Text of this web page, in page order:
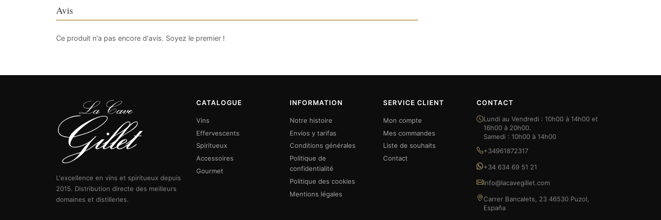
Avis
Ce produit n'a pas encore d'avis. Soyez le premier !
L'excellence en vins et spiritueux depuis
2015. Distribution directe des meilleurs
domaines et distilleries.
CATALOGUE
Vins
Effervescents
Spiritueux
Accessoires
Gourmet
INFORMATION
Notre histoire
Envíos y tarifas
Conditions générales
Politique de
confidentialité
Politique des cookies
Mentions légales
SERVICE CLIENT
Mon compte
Mes commandes
Liste de souhaits
Contact
CONTACT
Lundi au Vendredi : 10h00 à 14h00 et
16h00 à 20h00.
Samedi : 10h00 à 14h00
+34961872317
+34 634 69 51 21
info@lacavegillet.com
Carrer Bancalets, 23 46530 Puzol,
España